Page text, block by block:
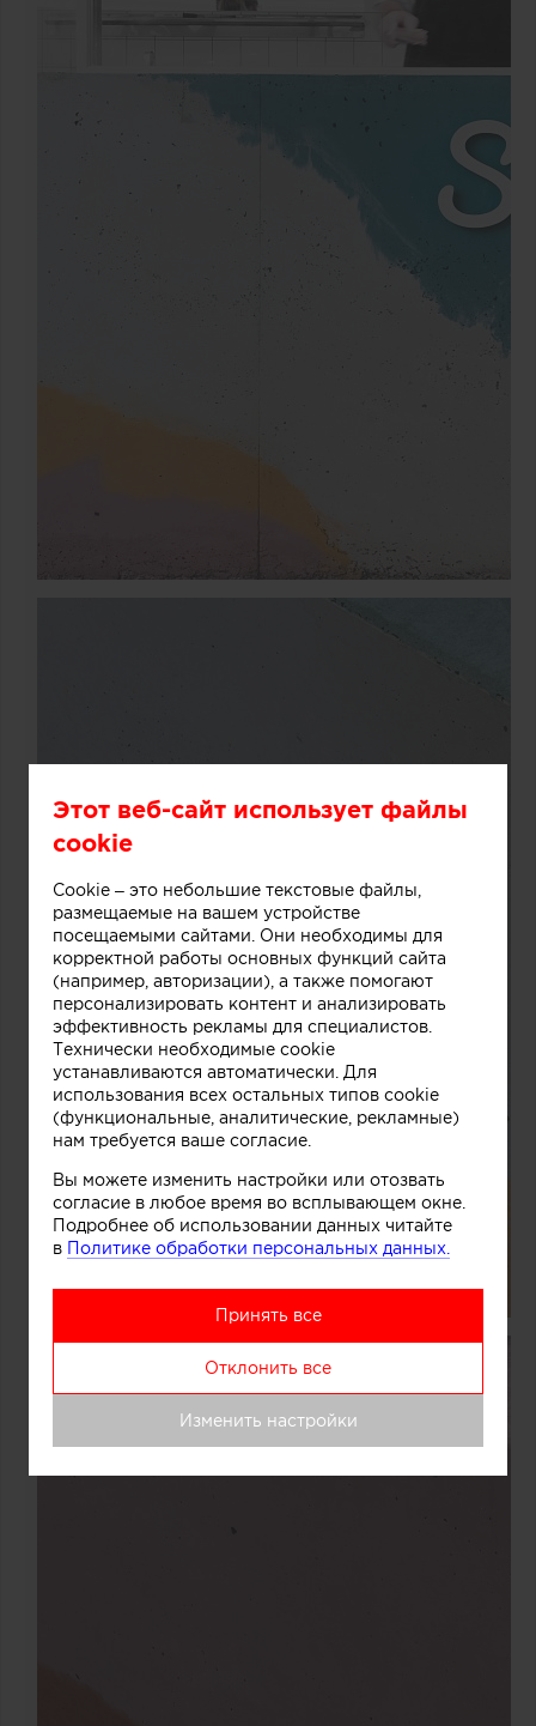
Этот веб-сайт использует файлы
cookie
Cookie – это небольшие текстовые файлы,
размещаемые на вашем устройстве
посещаемыми сайтами. Они необходимы для
корректной работы основных функций сайта
(например, авторизации), а также помогают
персонализировать контент и анализировать
эффективность рекламы для специалистов.
Технически необходимые cookie
устанавливаются автоматически. Для
использования всех остальных типов cookie
(функциональные, аналитические, рекламные)
нам требуется ваше согласие.
Вы можете изменить настройки или отозвать
согласие в любое время во всплывающем окне.
Подробнее об использовании данных читайте
в Политике обработки персональных данных.
Принять все
Отклонить все
Изменить настройки